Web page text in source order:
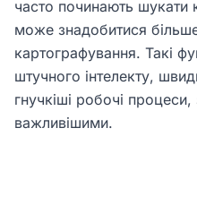
часто починають шукати
може знадобитися
картографування. Такі
штучного інтелекту,
гнучкіші робочі
важливішими.